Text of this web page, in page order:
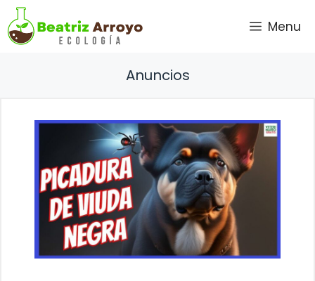
Saltar
al
contenido
Menu
Anuncios